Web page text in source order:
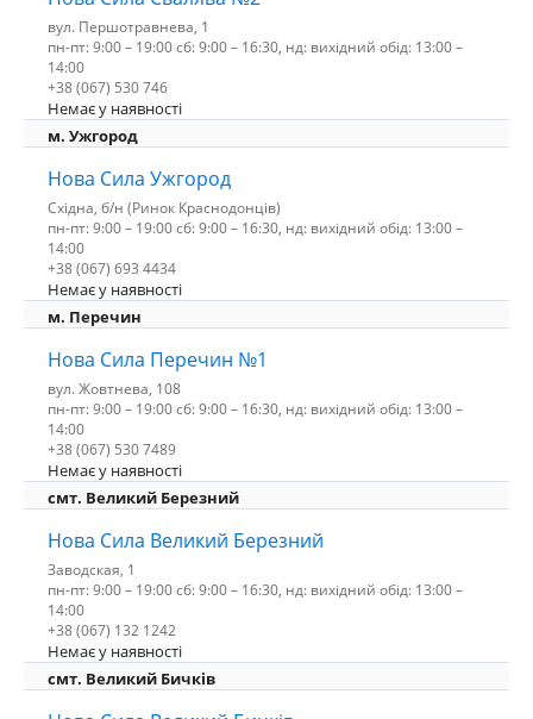
вул. Першотравнева, 1
пн-пт: 9:00 – 19:00 сб: 9:00 – 16:30, нд: вихідний обід: 13:00 –
14:00
+38 (067) 530 746
Немає у наявності
м. Ужгород
Нова Сила Ужгород
Східна, б/н (Ринок Краснодонців)
пн-пт: 9:00 – 19:00 сб: 9:00 – 16:30, нд: вихідний обід: 13:00 –
14:00
+38 (067) 693 4434
Немає у наявності
м. Перечин
Нова Сила Перечин №1
вул. Жовтнева, 108
пн-пт: 9:00 – 19:00 сб: 9:00 – 16:30, нд: вихідний обід: 13:00 –
14:00
+38 (067) 530 7489
Немає у наявності
смт. Великий Березний
Нова Сила Великий Березний
Заводская, 1
пн-пт: 9:00 – 19:00 сб: 9:00 – 16:30, нд: вихідний обід: 13:00 –
14:00
+38 (067) 132 1242
Немає у наявності
смт. Великий Бичків